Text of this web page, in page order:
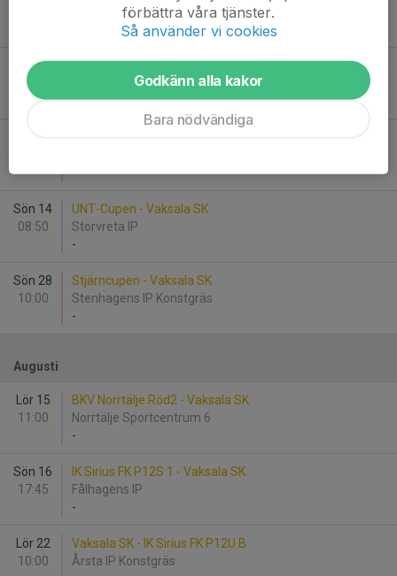
Ekebydalen IP Konstgräs
Sön 7
10:00
Vaksala SK - Procyon BK P2014
-
-
Sön 14
08:50
UNT-Cupen - Vaksala SK
Storvreta IP
-
Sön 28
10:00
Stjärncupen - Vaksala SK
Stenhagens IP Konstgräs
-
Augusti
Lör 15
11:00
BKV Norrtälje Röd2 - Vaksala SK
Norrtälje Sportcentrum 6
-
Sön 16
17:45
IK Sirius FK P12S 1 - Vaksala SK
Fålhagens IP
-
Lör 22
10:00
Vaksala SK - IK Sirius FK P12U B
Årsta IP Konstgräs
förbättra våra tjänster.
Så använder vi cookies
Godkänn alla kakor
Bara nödvändiga